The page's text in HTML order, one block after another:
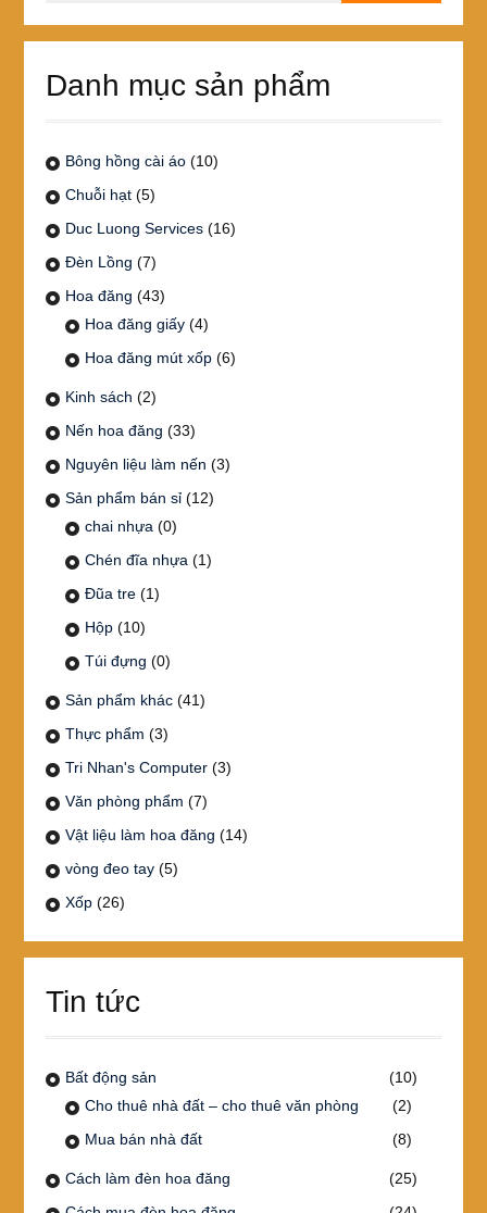
Danh mục sản phẩm
Bông hồng cài áo (10)
Chuỗi hạt (5)
Duc Luong Services (16)
Đèn Lồng (7)
Hoa đăng (43)
Hoa đăng giấy (4)
Hoa đăng mút xốp (6)
Kinh sách (2)
Nến hoa đăng (33)
Nguyên liệu làm nến (3)
Sản phẩm bán sỉ (12)
chai nhựa (0)
Chén đĩa nhựa (1)
Đũa tre (1)
Hộp (10)
Túi đựng (0)
Sản phẩm khác (41)
Thực phẩm (3)
Tri Nhan's Computer (3)
Văn phòng phẩm (7)
Vật liệu làm hoa đăng (14)
vòng đeo tay (5)
Xốp (26)
Tin tức
Bất động sản
(10)
Cho thuê nhà đất – cho thuê văn phòng
(2)
Mua bán nhà đất
(8)
Cách làm đèn hoa đăng
(25)